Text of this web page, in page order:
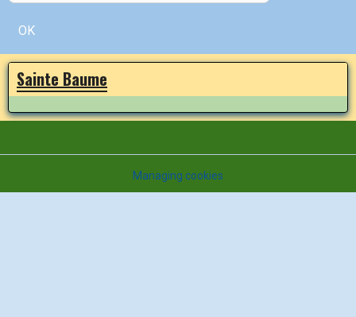
OK
Sainte Baume
Managing cookies